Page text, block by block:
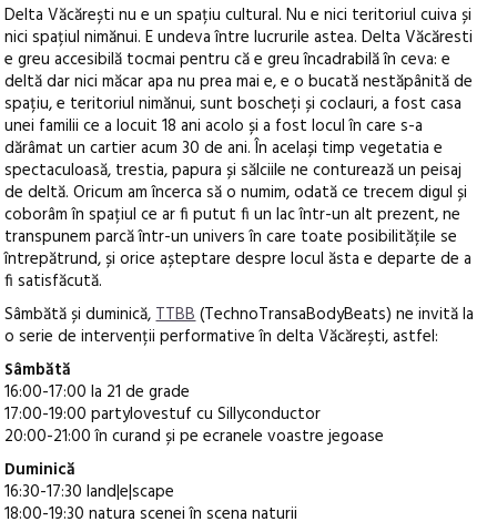
Delta Văcărești nu e un spațiu cultural. Nu e nici teritoriul cuiva și
nici spațiul nimănui. E undeva între lucrurile astea. Delta Văcăresti
e greu accesibilă tocmai pentru că e greu încadrabilă în ceva: e
deltă dar nici măcar apa nu prea mai e, e o bucată nestăpânită de
spațiu, e teritoriul nimănui, sunt boscheți și coclauri, a fost casa
unei familii ce a locuit 18 ani acolo și a fost locul în care s-a
dărâmat un cartier acum 30 de ani.În același timp vegetatia e
spectaculoasă, trestia, papura și sălciile ne conturează un peisaj
de deltă. Oricum am încerca să o numim, odată ce trecem digul și
coborâm în spațiul ce ar fi putut fi un lac într-un alt prezent, ne
transpunem parcă într-un univers în care toate posibilitățile se
întrepătrund, și orice așteptare despre locul ăsta e departe de a
fi satisfăcută.
Sâmbătă și duminică,TTBB(TechnoTransaBodyBeats) ne invită la
o serie de intervenții performative în delta Văcărești, astfel:
Sâmbătă
16:00-17:00 la 21 de grade
17:00-19:00 partylovestuf cu Sillyconductor
20:00-21:00 în curand și pe ecranele voastre jegoase
Duminică
16:30-17:30 land|e|scape
18:00-19:30 natura scenei în scena naturii